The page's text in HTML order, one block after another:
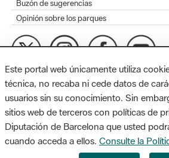
Buzón de sugerencias
Opinión sobre los parques
MAPA WEB
Diputación de Barcelona. Edifici Llacuna, 1a
08005 Barcelona. Tel. 934 022 428 /
Este portal web únicamente utiliza
técnica, no recaba ni cede datos de
usuarios sin su conocimiento. Sin
sitios web de terceros con políticas de
Diputación de Barcelona que usted
cuando acceda a ellos. Consulte la